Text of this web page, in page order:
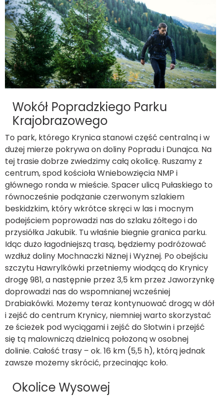
Wokół Popradzkiego Parku
Krajobrazowego
To park, którego Krynica stanowi część centralną i w
dużej mierze pokrywa on doliny Popradu i Dunajca. Na
tej trasie dobrze zwiedzimy całą okolicę. Ruszamy z
centrum, spod kościoła Wniebowzięcia NMP i
głównego ronda w mieście. Spacer ulicą Pułaskiego to
równocześnie podążanie czerwonym szlakiem
beskidzkim, który wkrótce skręci w las i mocnym
podejściem poprowadzi nas do szlaku żółtego i do
przysiółka Jakubik. Tu właśnie biegnie granica parku.
Idąc dużo łagodniejszą trasą, będziemy podróżować
wzdłuż doliny Mochnaczki Niżnej i Wyżnej. Po obejściu
szczytu Hawrylkówki przetniemy wiodącą do Krynicy
drogę 981, a następnie przez 3,5 km przez Jaworzynkę
doprowadzi nas do wspomnianej wcześniej
Drabiakówki. Możemy teraz kontynuować drogą w dół
i zejść do centrum Krynicy, niemniej warto skorzystać
ze ścieżek pod wyciągami i zejść do Słotwin i przejść
się tą malowniczą dzielnicą położoną w osobnej
dolinie. Całość trasy – ok. 16 km (5,5 h), którą jednak
zawsze możemy skrócić, przecinając koło.
Okolice Wysowej